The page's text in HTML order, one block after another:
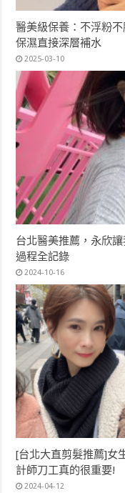
醫美級保養：不浮粉
保濕直接深層補水
2025-03-10
台北醫美推薦，永欣
過程全記錄
2024-10-16
[台北大直剪髮推薦]女
計師刀工真的很重要!
2024-04-12